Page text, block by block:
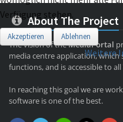
About The Project
The vision of theMediaPortal
media centre application,
functions, and is accessible to
In reaching this goal we are
software is one of the best.
Verfügung stehen.
Akzeptieren Ablehnen
Weitere